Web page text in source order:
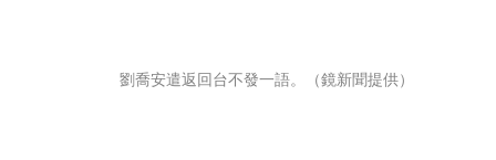
劉喬安遣返回台不發一語。（鏡新聞提供）